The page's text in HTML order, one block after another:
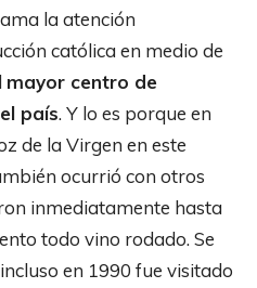
la atención
católica en medio de
mayor centro de
país. Y lo es porque en
de la Virgen en este
ocurrió con otros
inmediatamente hasta
todo vino rodado. Se
en 1990 fue visitado